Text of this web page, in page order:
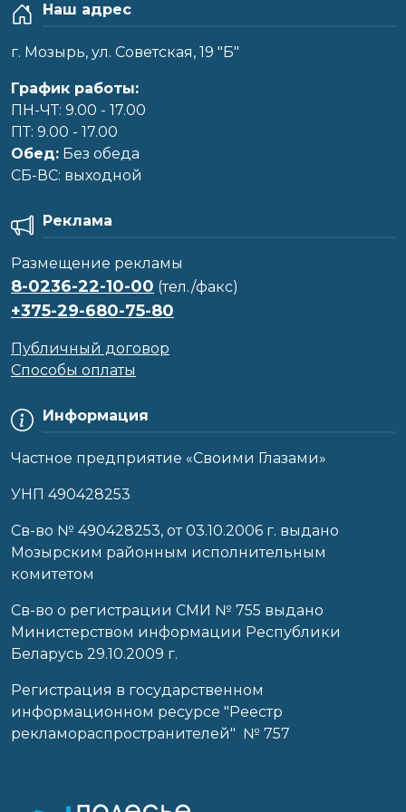
Наш адрес
г. Мозырь, ул. Советская, 19 "Б"
График работы:
ПН-ЧТ: 9.00 - 17.00
ПТ: 9.00 - 17.00
Обед: Без обеда
CБ-ВС: выходной
Информация
Частное предприятие «Своими Глазами»
УНП 490428253
Cв-во № 490428253, от 03.10.2006 г. выдано
Мозырским районным исполнительным
комитетом
Св-во о регистрации СМИ № 755 выдано
Министерством информации Республики
Беларусь 29.10.2009 г.
Регистрация в государственном
информационном ресурсе "Реестр
рекламораспространителей" № 757
Реклама
Размещение рекламы
8-0236-22-10-00 (тел./факс)
+375-29-680-75-80
Публичный договор
Способы оплаты